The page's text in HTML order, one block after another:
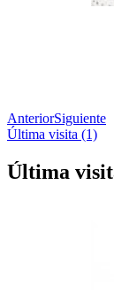
AnteriorSiguiente
Última visita (1)
Última